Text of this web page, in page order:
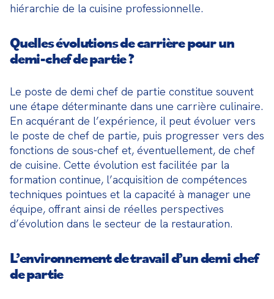
hiérarchie de la cuisine professionnelle.
Quelles évolutions de carrière pour un
demi-chef de partie ?
Le poste de demi chef de partie constitue souvent
une étape déterminante dans une carrière culinaire.
En acquérant de l’expérience, il peut évoluer vers
le poste de chef de partie, puis progresser vers des
fonctions de sous-chef et, éventuellement, de chef
de cuisine. Cette évolution est facilitée par la
formation continue, l’acquisition de compétences
techniques pointues et la capacité à manager une
équipe, offrant ainsi de réelles perspectives
d’évolution dans le secteur de la restauration.
L’environnement de travail d’un demi chef
de partie